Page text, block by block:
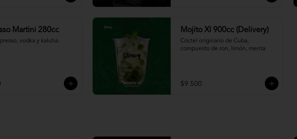
Martini 280cc
vodka y kaluha.
Mojito Xl 900cc (Delivery)
Cóctel originario de Cuba,
compuesto de ron, limón, menta
$9.500